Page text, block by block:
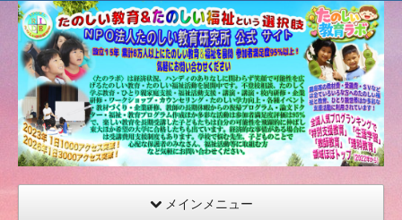
たの
しい
教育
研究
所
（沖
縄）
公式
メインメニュー